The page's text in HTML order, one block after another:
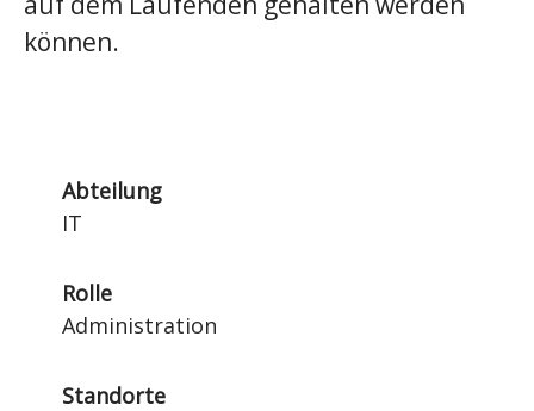
können.
Abteilung
IT
Rolle
Administration
Standorte